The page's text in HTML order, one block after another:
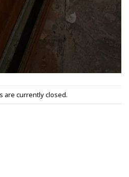
are currently closed.